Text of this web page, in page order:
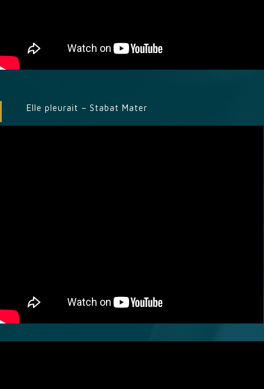
Elle pleurait – Stabat Mater